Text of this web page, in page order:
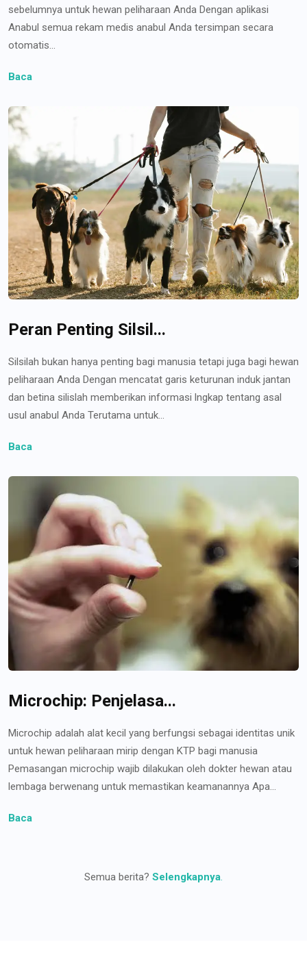
sebelumnya untuk hewan peliharaan Anda Dengan aplikasi
Anabul semua rekam medis anabul Anda tersimpan secara
otomatis...
Baca
Peran Penting Silsil...
Silsilah bukan hanya penting bagi manusia tetapi juga bagi hewan
peliharaan Anda Dengan mencatat garis keturunan induk jantan
dan betina silislah memberikan informasi lngkap tentang asal
usul anabul Anda Terutama untuk...
Baca
Microchip: Penjelasa...
Microchip adalah alat kecil yang berfungsi sebagai identitas unik
untuk hewan peliharaan mirip dengan KTP bagi manusia
Pemasangan microchip wajib dilakukan oleh dokter hewan atau
lembaga berwenang untuk memastikan keamanannya Apa...
Baca
Semua berita? Selengkapnya